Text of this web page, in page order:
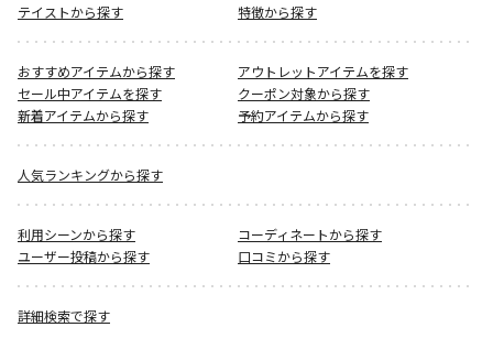
テイストから探す
特徴から探す
おすすめアイテムから探す
アウトレットアイテムを探す
セール中アイテムを探す
クーポン対象から探す
新着アイテムから探す
予約アイテムから探す
人気ランキングから探す
利用シーンから探す
コーディネートから探す
ユーザー投稿から探す
口コミから探す
詳細検索で探す